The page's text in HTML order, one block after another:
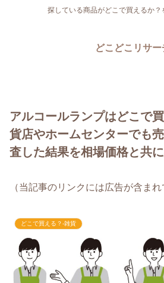
探している商品がどこで買えるか？
どこどこリサー
アルコールランプはどこで
貨店やホームセンターでも
査した結果を相場価格と共に
（当記事のリンクには広告が含まれ
どこで買える？-雑貨